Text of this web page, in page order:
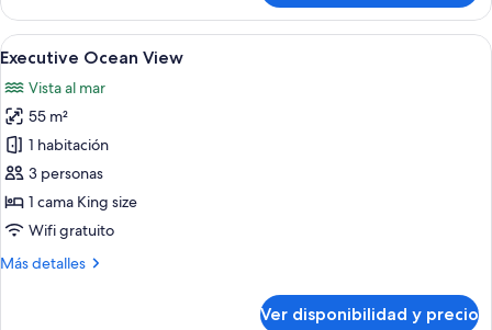
Deluxe
Ocean
View
Ver
todas
las
fotos
de
Executive
Ocean
View
Habitación de hotel con una cama
5
Executive Ocean View
Vista al mar
55 m²
1 habitación
3 personas
1 cama King size
Wifi gratuito
Más detalles
Más
Ver disponibilidad y precio